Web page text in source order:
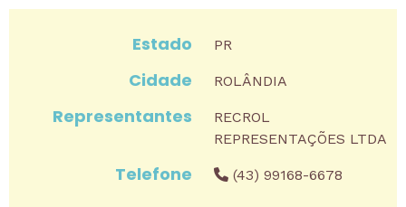
PR
ROLÂNDIA
RECROL
REPRESENTAÇÕES LTDA
(43) 99168-6678